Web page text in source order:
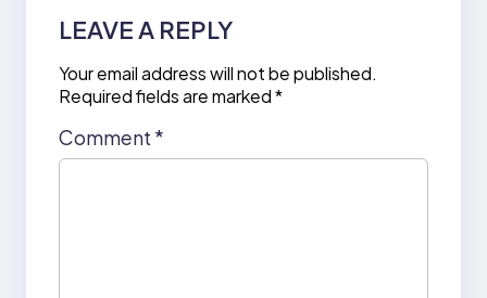
LEAVE A REPLY
Your email address will not be published.
Required fields are marked*
Comment *